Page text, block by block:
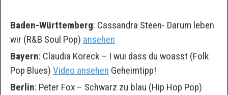
Baden-Württemberg: Cassandra Steen- Darum leben
wir (R&B Soul Pop) ansehen
Bayern: Claudia Koreck – I wui dass du woasst (Folk
Pop Blues) Video ansehen Geheimtipp!
Berlin: Peter Fox – Schwarz zu blau (Hip Hop Pop)